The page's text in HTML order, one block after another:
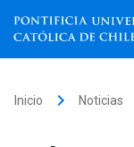
Inicio keyboard_arrow_right Noticias